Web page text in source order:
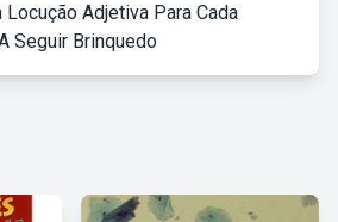
Locução Adjetiva Para Cada
Seguir Brinquedo